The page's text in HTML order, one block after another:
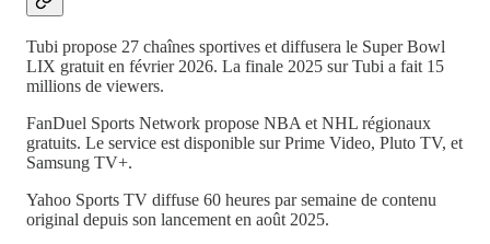
Tubi propose 27 chaînes sportives et diffusera le Super Bowl
LIX gratuit en février 2026. La finale 2025 sur Tubi a fait 15
millions de viewers.
FanDuel Sports Network propose NBA et NHL régionaux
gratuits. Le service est disponible sur Prime Video, Pluto TV, et
Samsung TV+.
Yahoo Sports TV diffuse 60 heures par semaine de contenu
original depuis son lancement en août 2025.